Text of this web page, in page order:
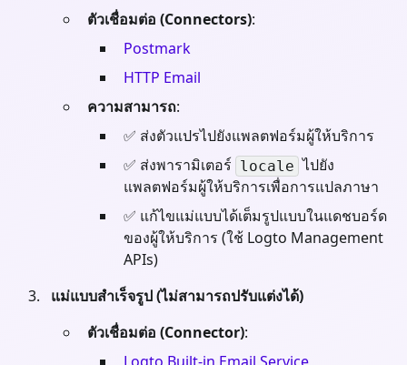
ตัวเชื่อมต่อ (Connectors):
Postmark
HTTP Email
ความสามารถ:
✅ ส่งตัวแปรไปยังแพลตฟอร์มผู้ให้บริการ
✅ ส่งพารามิเตอร์ locale ไปยัง
แพลตฟอร์มผู้ให้บริการเพื่อการแปลภาษา
✅ แก้ไขแม่แบบได้เต็มรูปแบบในแดชบอร์ด
ของผู้ให้บริการ (ใช้ Logto Management
APIs)
แม่แบบสำเร็จรูป (ไม่สามารถปรับแต่งได้)
ตัวเชื่อมต่อ (Connector):